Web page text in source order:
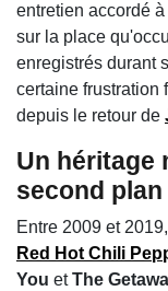
entretien accordé à
sur la place
enregistrés durant
certaine frustration
depuis le retour de
Un héritage
second plan
Entre 2009 et
Red Hot Chili
You etThe